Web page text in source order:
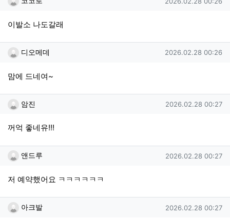
이발소 나도갈래
디오메데님의 댓글
디오메데 작성일
2026.02.28 00:26
맘에 드네여~
암진님의 댓글
암진 작성일
2026.02.28 00:27
꺼억 좋네유!!!
앤드루님의 댓글
앤드루 작성일
2026.02.28 00:27
저 예약했어요 ㅋㅋㅋㅋㅋㅋ
아크발님의 댓글
아크발 작성일
2026.02.28 00:27